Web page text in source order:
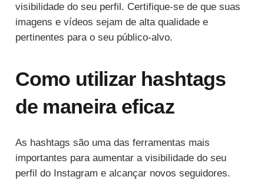
visibilidade do seu perfil. Certifique-se de que suas
imagens e vídeos sejam de alta qualidade e
pertinentes para o seu público-alvo.
Como utilizar hashtags
de maneira eficaz
As hashtags são uma das ferramentas mais
importantes para aumentar a visibilidade do seu
perfil do Instagram e alcançar novos seguidores.